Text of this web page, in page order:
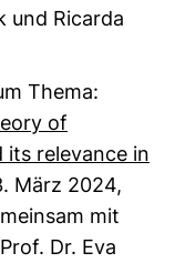
und Ricarda
Thema:
of
its relevance in
März 2024,
mit
Dr. Eva